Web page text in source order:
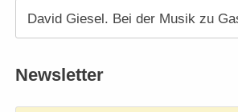
David Giesel. Bei der Musik zu
Newsletter